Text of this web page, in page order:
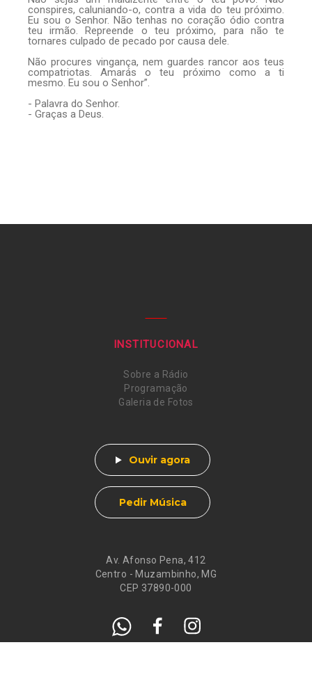
conspires, caluniando-o, contra a vida do teu próximo.
Eu sou o Senhor. Não tenhas no coração ódio contra
teu irmão. Repreende o teu próximo, para não te
tornares culpado de pecado por causa dele.
Não procures vingança, nem guardes rancor aos teus
compatriotas. Amarás o teu próximo como a ti
mesmo. Eu sou o Senhor”.
- Palavra do Senhor.
- Graças a Deus.
Av. Afonso Pena, 412
Centro - Muzambinho, MG
CEP 37890-000
INSTITUCIONAL
Sobre a Rádio
Programação
Galeria de Fotos
Ouvir agora
Pedir Música